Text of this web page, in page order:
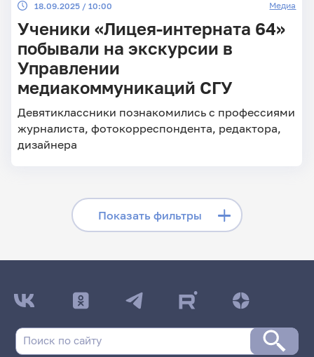
18.09.2025 / 10:00 Медиа
Ученики «Лицея-интерната 64»
побывали на экскурсии в
Управлении
медиакоммуникаций СГУ
Девятиклассники познакомились с профессиями
журналиста, фотокорреспондента, редактора,
дизайнера
Показать фильтры
Скрыть фильтры
Поиск по рубрикам